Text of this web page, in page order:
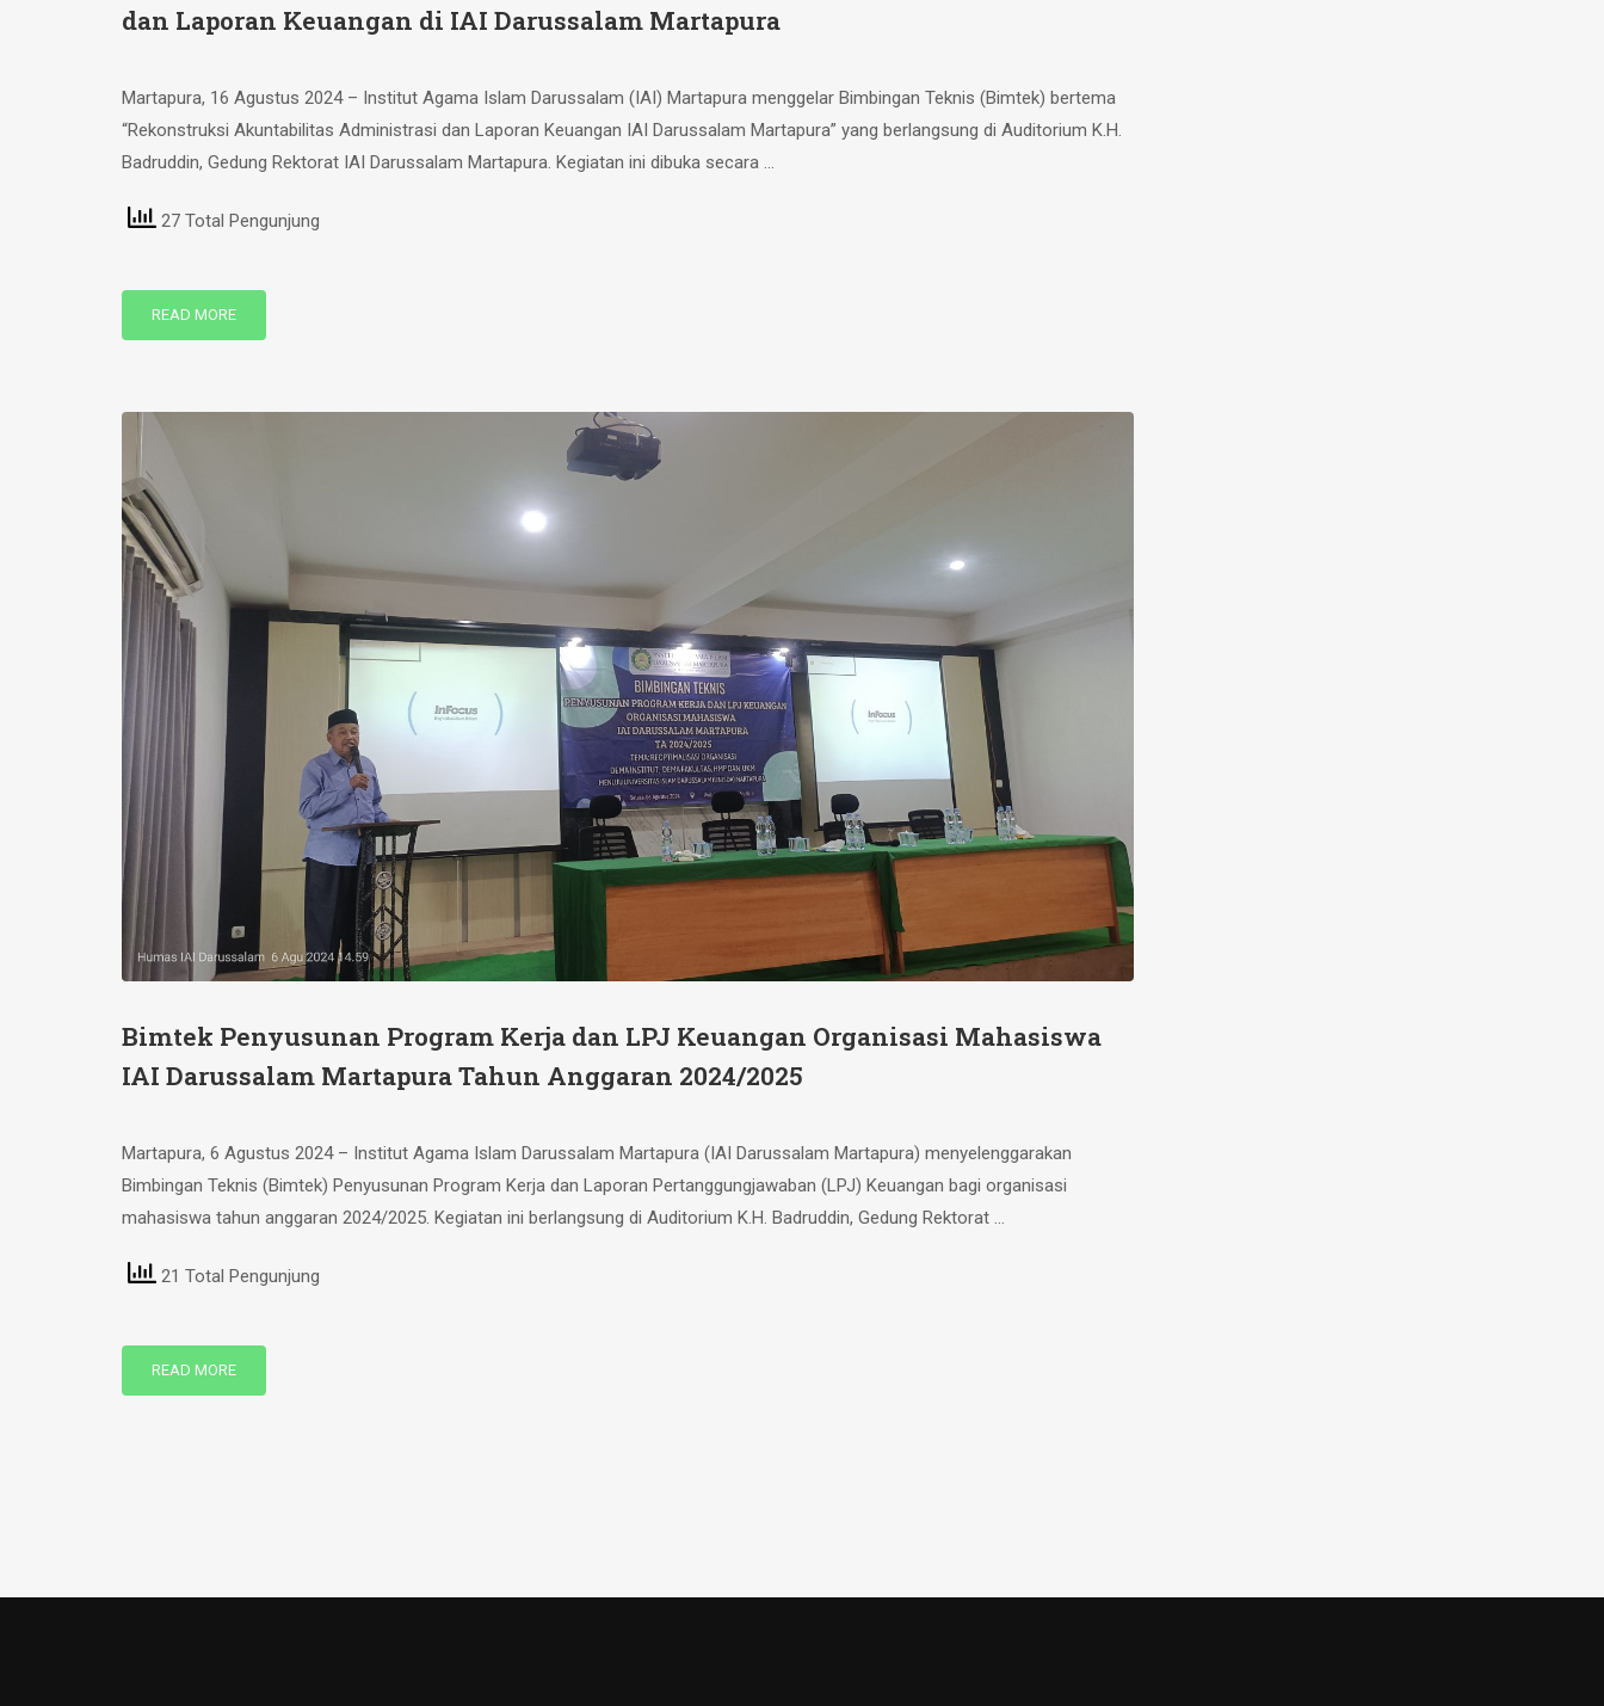
dan Laporan Keuangan di IAI Darussalam Martapura
Martapura, 16 Agustus 2024 – Institut Agama Islam Darussalam (IAI) Martapura menggelar Bimbingan Teknis (Bimtek) bertema
“Rekonstruksi Akuntabilitas Administrasi dan Laporan Keuangan IAI Darussalam Martapura” yang berlangsung di Auditorium K.H.
Badruddin, Gedung Rektorat IAI Darussalam Martapura. Kegiatan ini dibuka secara …
27 Total Pengunjung
READ MORE
Bimtek Penyusunan Program Kerja dan LPJ Keuangan Organisasi Mahasiswa
IAI Darussalam Martapura Tahun Anggaran 2024/2025
Martapura, 6 Agustus 2024 – Institut Agama Islam Darussalam Martapura (IAI Darussalam Martapura) menyelenggarakan
Bimbingan Teknis (Bimtek) Penyusunan Program Kerja dan Laporan Pertanggungjawaban (LPJ) Keuangan bagi organisasi
mahasiswa tahun anggaran 2024/2025. Kegiatan ini berlangsung di Auditorium K.H. Badruddin, Gedung Rektorat …
21 Total Pengunjung
READ MORE